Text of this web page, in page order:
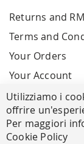
Returns and
Terms and
Your Orders
Your Account
Utilizziamo i
offrire
Per maggiori
Cookie Policy